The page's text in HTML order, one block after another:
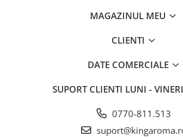
MAGAZINUL MEU
CLIENTI
DATE COMERCIALE
SUPORT CLIENTI LUNI -
0770-811.513